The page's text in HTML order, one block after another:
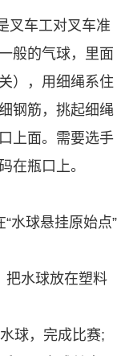
叉车工对叉车准
般的气球，里面
），用细绳系住
钢筋，挑起细绳
上面。需要选手
在瓶口上。
“水球悬挂原始点”
把水球放在塑料
球，完成比赛;